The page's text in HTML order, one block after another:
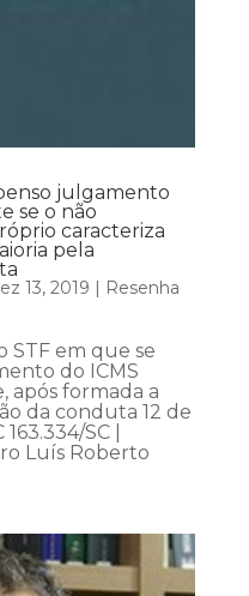
julgamento
se o não
caracteriza
pela
13, 2019 | Resenha
STF em que se
do ICMS
após formada a
da conduta 12 de
SC |
Luís Roberto